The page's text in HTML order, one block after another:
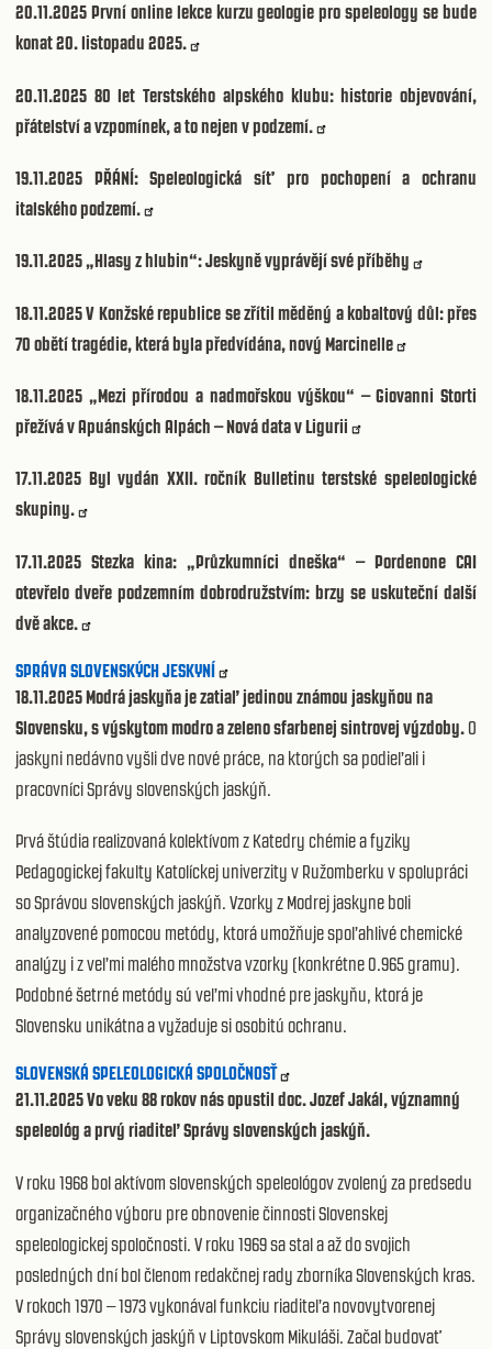
20.11.2025 První online lekce kurzu geologie pro speleology se bude
konat 20. listopadu 2025.
20.11.2025 80 let Terstského alpského klubu: historie objevování,
přátelství a vzpomínek, a to nejen v podzemí.
19.11.2025 PŘÁNÍ: Speleologická síť pro pochopení a ochranu
italského podzemí.
19.11.2025„Hlasy z hlubin“: Jeskyně vyprávějí své příběhy
18.11.2025V Konžské republice se zřítil měděný a kobaltový důl: přes
70 obětí tragédie, která byla předvídána, nový Marcinelle
18.11.2025 „Mezi přírodou a nadmořskou výškou“ – Giovanni Storti
přežívá v Apuánských Alpách – Nová data v Ligurii
17.11.2025 Byl vydán XXII. ročník Bulletinu terstské speleologické
skupiny.
17.11.2025 Stezka kina: „Průzkumníci dneška“ – Pordenone CAI
otevřelo dveře podzemním dobrodružstvím: brzy se uskuteční další
dvě akce.
SPRÁVA SLOVENSKÝCH JESKYNÍ
18.11.2025 Modrá jaskyňa je zatiaľ jedinou známou jaskyňou na
Slovensku, s výskytom modro a zeleno sfarbenej sintrovej výzdoby.O
jaskyni nedávno vyšli dve nové práce, na ktorých sa podieľali i
pracovníci Správy slovenských jaskýň.
Prvá štúdia realizovaná kolektívom z Katedry chémie a fyziky
Pedagogickej fakulty Katolíckej univerzity v Ružomberku v spolupráci
so Správou slovenských jaskýň. Vzorky z Modrej jaskyne boli
analyzovené pomocou metódy, ktorá umožňuje spoľahlivé chemické
analýzy i z veľmi malého množstva vzorky (konkrétne 0.965 gramu).
Podobné šetrné metódy sú veľmi vhodné pre jaskyňu, ktorá je
Slovensku unikátna a vyžaduje si osobitú ochranu.
SLOVENSKÁ SPELEOLOGICKÁ SPOLOČNOSŤ
21.11.2025 Vo veku 88 rokov nás opustil doc. Jozef Jakál, významný
speleológ a prvý riaditeľ Správy slovenských jaskýň.
V roku 1968 bol aktívom slovenských speleológov zvolený za predsedu
organizačného výboru pre obnovenie činnosti Slovenskej
speleologickej spoločnosti. V roku 1969 sa stal a až do svojich
posledných dní bol členom redakčnej rady zborníka Slovenských kras.
V rokoch 1970 – 1973 vykonával funkciu riaditeľa novovytvorenej
Správy slovenských jaskýň v Liptovskom Mikuláši. Začal budovať